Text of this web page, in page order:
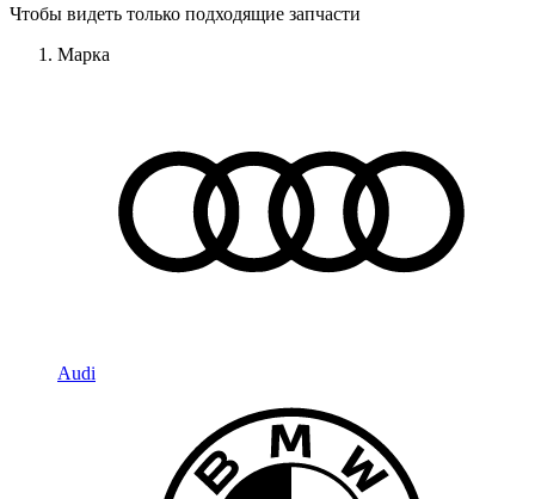
Чтобы видеть только подходящие запчасти
Марка
Audi